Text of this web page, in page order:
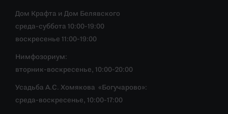
Дом Крафта и Дом Белявского
среда-суббота 10:00-19:00
воскресенье 11:00-19:00
Нимфозориум:
вторник-воскресенье, 10:00-20:00
Усадьба А.С. Хомякова «Богучарово»:
среда-воскресенье, 10:00-17:00